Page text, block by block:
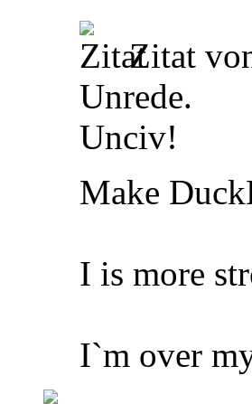
Zitat
Unrede.
Unciv!
Make
I is more
I`m over